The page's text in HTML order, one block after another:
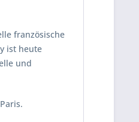
französische
ist heute
und